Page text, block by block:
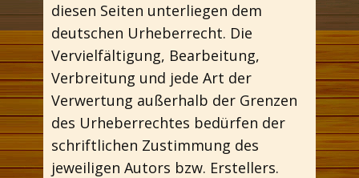
diesen Seiten unterliegen dem
deutschen Urheberrecht. Die
Vervielfältigung, Bearbeitung,
Verbreitung und jede Art der
Verwertung außerhalb der Grenzen
des Urheberrechtes bedürfen der
schriftlichen Zustimmung des
jeweiligen Autors bzw. Erstellers.